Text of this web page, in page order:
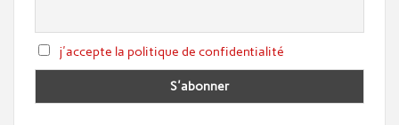
j'accepte la politique de confidentialité